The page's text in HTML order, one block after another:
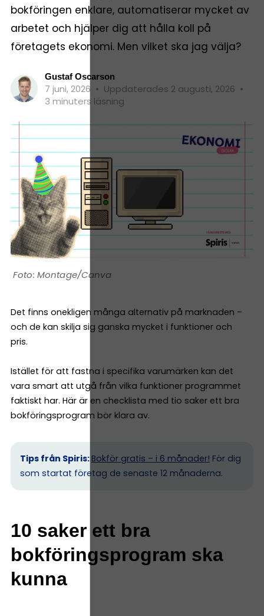
bokföringen enklare, automatiserar mycket av
arbetet och hjälper dig att hålla koll på
företagets ekonomi. Men vilket ska jag välja?
Gustaf Oscarson
7 juni, 2026 • Uppdaterades 2 augusti, 2026 •
3 minuters läsning
Montage/Canva
Det finns onekligen många alternativ på marknaden –
och de kan skilja sig ganska mycket i funktioner och
pris.
Istället för att fastna i specifika varumärken kan det
vara smart att utgå från vilka funktioner programmet
faktiskt har. Här är en checklista med tio saker ett bra
bokföringsprogram bör klara av.
Tips från Spiris: Bokför gratis – i 6 månader! För dig
som startat företag de senaste 12 månaderna.
10 saker ett bra
bokföringsprogram ska
kunna